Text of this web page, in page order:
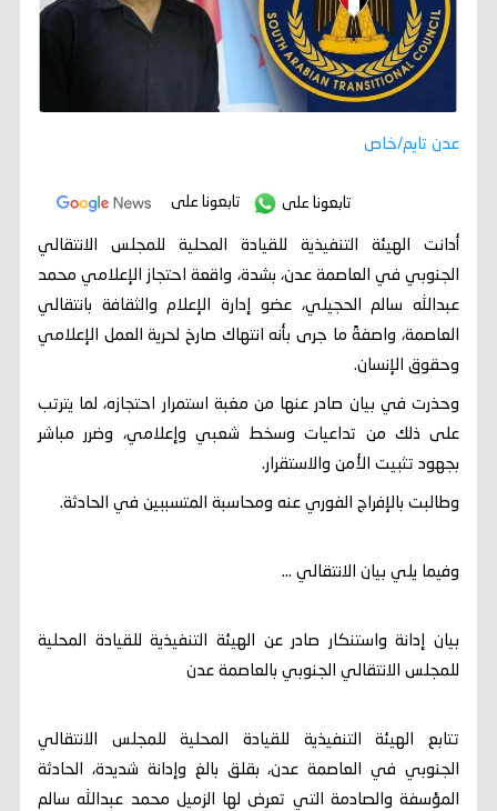
عدن تايم/خاص
تابعونا على تابعونا على
أدانت الهيئة التنفيذية للقيادة المحلية للمجلس الانتقالي
الجنوبي في العاصمة عدن، بشدة، واقعة احتجاز الإعلامي محمد
عبدالله سالم الحجيلي، عضو إدارة الإعلام والثقافة بانتقالي
العاصمة، واصفةً ما جرى بأنه انتهاك صارخ لحرية العمل الإعلامي
وحقوق الإنسان.
وحذرت في بيان صادر عنها من مغبة استمرار احتجازه، لما يترتب
على ذلك من تداعيات وسخط شعبي وإعلامي، وضرر مباشر
بجهود تثبيت الأمن والاستقرار.
وطالبت بالإفراج الفوري عنه ومحاسبة المتسببين في الحادثة.
وفيما يلي بيان الانتقالي ...
بيان إدانة واستنكار صادر عن الهيئة التنفيذية للقيادة المحلية
للمجلس الانتقالي الجنوبي بالعاصمة عدن
​تتابع الهيئة التنفيذية للقيادة المحلية للمجلس الانتقالي
الجنوبي في العاصمة عدن، بقلق بالغ وإدانة شديدة، الحادثة
المؤسفة والصادمة التي تعرض لها الزميل محمد عبدالله سالم